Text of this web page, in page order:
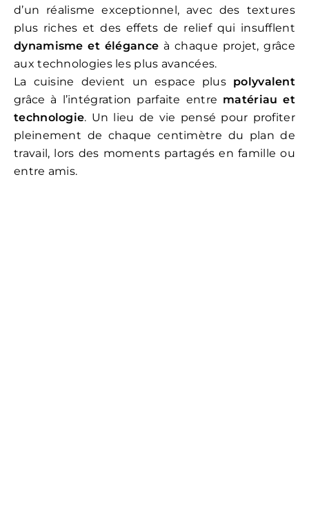
d’un réalisme exceptionnel, avec des textures
plus riches et des effets de relief qui insufflent
dynamisme et élégance à chaque projet, grâce
aux technologies les plus avancées.
La cuisine devient un espace plus polyvalent
grâce à l’intégration parfaite entre matériau et
technologie. Un lieu de vie pensé pour profiter
pleinement de chaque centimètre du plan de
travail, lors des moments partagés en famille ou
entre amis.